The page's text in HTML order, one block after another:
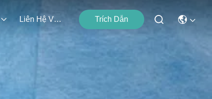
Liên Hệ Với Chúng Tôi Trích Dẫn